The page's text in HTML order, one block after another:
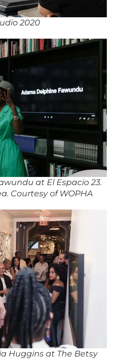
2020
at El Espacio 23.
Courtesy of WOPHA
Huggins at The Betsy